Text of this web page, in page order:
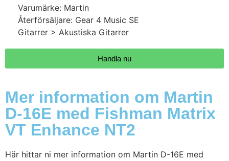
Varumärke: Martin
Återförsäljare: Gear 4 Music SE
Gitarrer > Akustiska Gitarrer
Handla nu
Mer information om Martin
D-16E med Fishman Matrix
VT Enhance NT2
Här hittar ni mer information om Martin D-16E med